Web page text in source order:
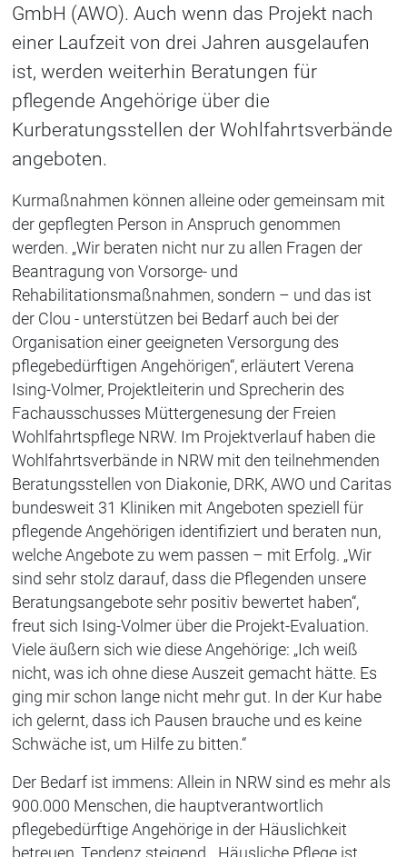
GmbH (AWO). Auch wenn das Projekt nach
einer Laufzeit von drei Jahren ausgelaufen
ist, werden weiterhin Beratungen für
pflegende Angehörige über die
Kurberatungsstellen der Wohlfahrtsverbände
angeboten.
Kurmaßnahmen können alleine oder gemeinsam mit
der gepflegten Person in Anspruch genommen
werden. „Wir beraten nicht nur zu allen Fragen der
Beantragung von Vorsorge- und
Rehabilitationsmaßnahmen, sondern – und das ist
der Clou - unterstützen bei Bedarf auch bei der
Organisation einer geeigneten Versorgung des
pflegebedürftigen Angehörigen“, erläutert Verena
Ising-Volmer, Projektleiterin und Sprecherin des
Fachausschusses Müttergenesung der Freien
Wohlfahrtspflege NRW. Im Projektverlauf haben die
Wohlfahrtsverbände in NRW mit den teilnehmenden
Beratungsstellen von Diakonie, DRK, AWO und Caritas
bundesweit 31 Kliniken mit Angeboten speziell für
pflegende Angehörigen identifiziert und beraten nun,
welche Angebote zu wem passen – mit Erfolg. „Wir
sind sehr stolz darauf, dass die Pflegenden unsere
Beratungsangebote sehr positiv bewertet haben“,
freut sich Ising-Volmer über die Projekt-Evaluation.
Viele äußern sich wie diese Angehörige: „Ich weiß
nicht, was ich ohne diese Auszeit gemacht hätte. Es
ging mir schon lange nicht mehr gut. In der Kur habe
ich gelernt, dass ich Pausen brauche und es keine
Schwäche ist, um Hilfe zu bitten.“
Der Bedarf ist immens: Allein in NRW sind es mehr als
900.000 Menschen, die hauptverantwortlich
pflegebedürftige Angehörige in der Häuslichkeit